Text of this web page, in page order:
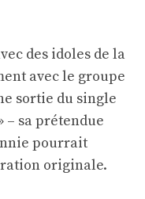
des idoles de la
avec le groupe
sortie du single
– sa prétendue
pourrait
originale.